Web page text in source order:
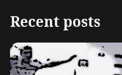
Recent posts